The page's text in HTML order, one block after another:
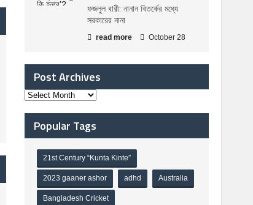
ফজলুল বারী: নানান বিতর্কের মধ্যে
সরকারের নানা
read more October 28
Post Archives
Popular Tags
21st Century “Kunta Kinte”
2023 gaaner ashor adhd Australia
Bangladesh Cricket